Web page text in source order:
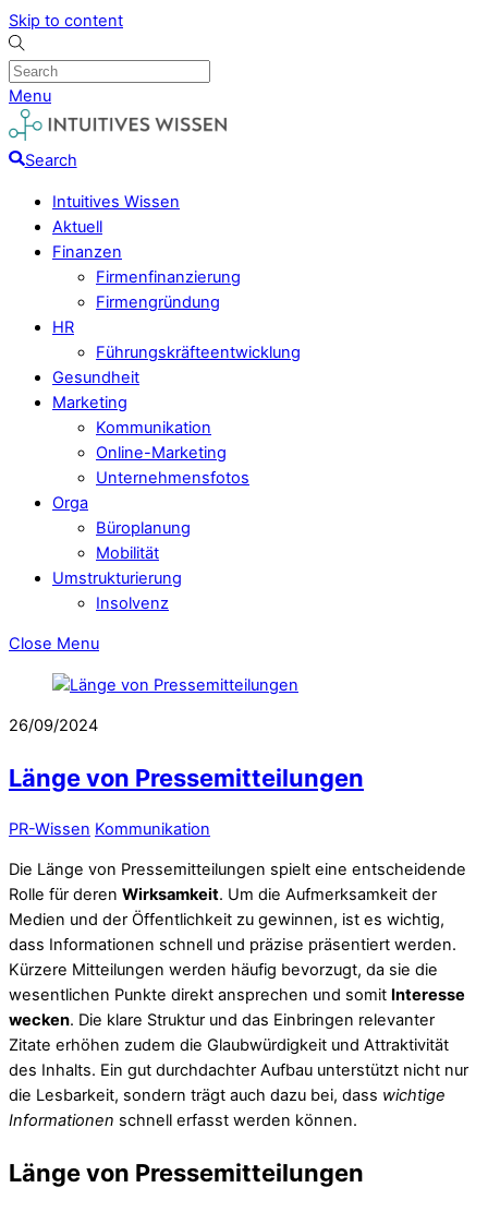
Skip to content
Menu
Search
Intuitives Wissen
Aktuell
Finanzen
Firmenfinanzierung
Firmengründung
HR
Führungskräfteentwicklung
Gesundheit
Marketing
Kommunikation
Online-Marketing
Unternehmensfotos
Orga
Büroplanung
Mobilität
Umstrukturierung
Insolvenz
Close Menu
26/09/2024
Länge von Pressemitteilungen
PR-Wissen Kommunikation
Die Länge von Pressemitteilungen spielt eine entscheidende
Rolle für deren Wirksamkeit. Um die Aufmerksamkeit der
Medien und der Öffentlichkeit zu gewinnen, ist es wichtig,
dass Informationen schnell und präzise präsentiert werden.
Kürzere Mitteilungen werden häufig bevorzugt, da sie die
wesentlichen Punkte direkt ansprechen und somit Interesse
wecken. Die klare Struktur und das Einbringen relevanter
Zitate erhöhen zudem die Glaubwürdigkeit und Attraktivität
des Inhalts. Ein gut durchdachter Aufbau unterstützt nicht nur
die Lesbarkeit, sondern trägt auch dazu bei, dass wichtige
Informationen schnell erfasst werden können.
Länge von Pressemitteilungen